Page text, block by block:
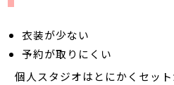
衣装が少ない
予約が取りにくい
個人スタジオはとにかくセッ